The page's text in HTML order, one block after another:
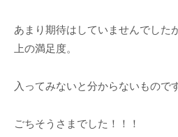
あまり期待はしていませんでした
上の満足度。
入ってみないと分からないもので
ごちそうさまでした！！！